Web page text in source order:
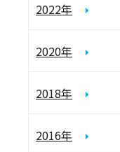
2022年
2020年
2018年
2016年